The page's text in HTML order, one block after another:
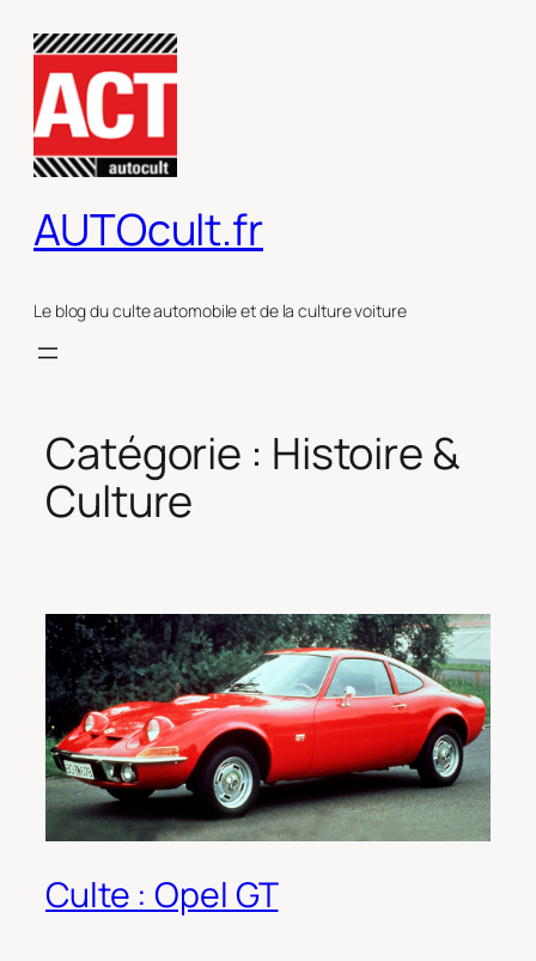
contenu
AUTOcult.fr
Le blog du culte automobile et de la culture voiture
Catégorie : Histoire &
Culture
Culte : Opel GT